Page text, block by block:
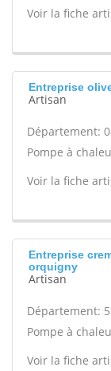
Voir la fiche
Entreprise
Artisan
Département:
Pompe à
Voir la fiche
Entreprise
orquigny
Artisan
Département:
Pompe à
Voir la fiche